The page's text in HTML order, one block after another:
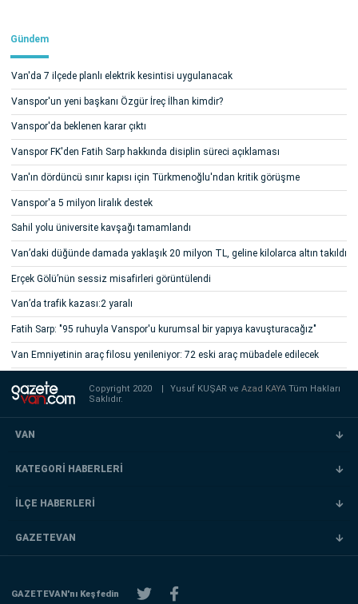
Gündem
Van'da 7 ilçede planlı elektrik kesintisi uygulanacak
Vanspor'un yeni başkanı Özgür İreç İlhan kimdir?
Vanspor'da beklenen karar çıktı
Vanspor FK'den Fatih Sarp hakkında disiplin süreci açıklaması
Van'ın dördüncü sınır kapısı için Türkmenoğlu'ndan kritik görüşme
Vanspor'a 5 milyon liralık destek
Sahil yolu üniversite kavşağı tamamlandı
Van’daki düğünde damada yaklaşık 20 milyon TL, geline kilolarca altın takıldı
Erçek Gölü’nün sessiz misafirleri görüntülendi
Van’da trafik kazası:2 yaralı
Fatih Sarp: "95 ruhuyla Vanspor'u kurumsal bir yapıya kavuşturacağız"
Van Emniyetinin araç filosu yenileniyor: 72 eski araç mübadele edilecek
Copyright 2020 Yusuf KUŞAR veAzad KAYATüm Hakları
Saklıdır.
VAN
KATEGORİ HABERLERİ
İLÇE HABERLERİ
GAZETEVAN
GAZETEVAN'nı Keşfedin